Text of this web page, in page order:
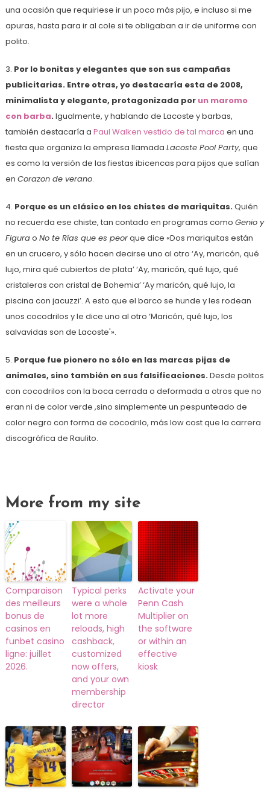
una ocasión que requiriese ir un poco más pijo, e incluso si me
apuras, hasta para ir al cole si te obligaban a ir de uniforme con
polito.
3. Por lo bonitas y elegantes que son sus campañas
publicitarias. Entre otras, yo destacaría esta de 2008,
minimalista y elegante, protagonizada por un maromo
con barba.Igualmente, y hablando de Lacoste y barbas,
también destacaría a Paul Walken vestido de tal marca en una
fiesta que organiza la empresa llamada Lacoste Pool Party, que
es como la versión de las fiestas ibicencas para pijos que salían
en Corazon de verano.
4. Porque es un clásico en los chistes de mariquitas.Quién
no recuerda ese chiste, tan contado en programas como Genio y
Figurao No te Rías que es peorque dice «Dos mariquitas están
en un crucero, y sólo hacen decirse uno al otro ‘Ay, maricón, qué
lujo, mira qué cubiertos de plata’ ‘Ay, maricón, qué lujo, qué
cristaleras con cristal de Bohemia’ ‘Ay maricón, qué lujo, la
piscina con jacuzzi’. A esto que el barco se hunde y les rodean
unos cocodrilos y le dice uno al otro ‘Maricón, qué lujo, los
salvavidas son de Lacoste'».
5. Porque fue pionero no sólo en las marcas pijas de
animales, sino también en sus falsificaciones.Desde politos
con cocodrilos con la boca cerrada o deformada a otros que no
eran ni de color verde ,sino simplemente un pespunteado de
color negro con forma de cocodrilo, más low cost que la carrera
discográfica de Raulito.
More from my site
Comparaison
des meilleurs
bonus de
casinos en
funbet casino
ligne: juillet
2026.
Typical perks
were a whole
lot more
reloads, high
cashback,
customized
now offers,
and your own
membership
director
Activate your
Penn Cash
Multiplier on
the software
or within an
effective
kiosk